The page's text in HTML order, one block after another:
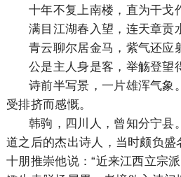
十年不复上南楼，直为干戈
满目江湖春入望，连天章贡
青云聊尔居金马，紫气还应
公是主人身是客，举觞登望
诗前半写景，一片雄浑气象
受排挤而感慨。
韩驹，四川人，曾知分宁县
道之后的杰出诗人，当时颇负盛
十朋推崇他说：“近来江西立宗